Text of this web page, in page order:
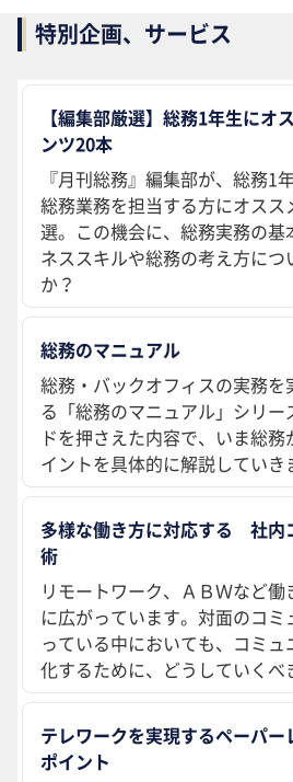
特別企画、サービス
【編集部厳選】総務1年生にオ
ンツ20本
『月刊総務』編集部が、総務1
総務業務を担当する方にオス
選。この機会に、総務実務の基
ネススキルや総務の考え方に
か？
総務のマニュアル
総務・バックオフィスの実務を
る「総務のマニュアル」シリ
ドを押さえた内容で、いま総
イントを具体的に解説していき
多様な働き方に対応する 社内
術
リモートワーク、ＡＢＷなど
に広がっています。対面のコ
っている中においても、コミ
化するために、どうしていくべ
テレワークを実現するペーパ
ポイント